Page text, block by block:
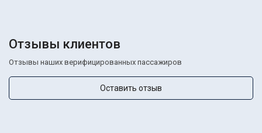
Отзывы клиентов
Отзывы наших верифицированных пассажиров
Оставить отзыв